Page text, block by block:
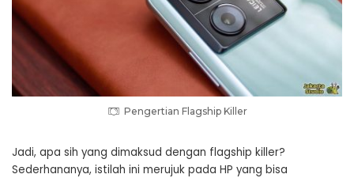
Pengertian Flagship Killer
Jadi, apa sih yang dimaksud dengan flagship killer?
Sederhananya, istilah ini merujuk pada HP yang bisa